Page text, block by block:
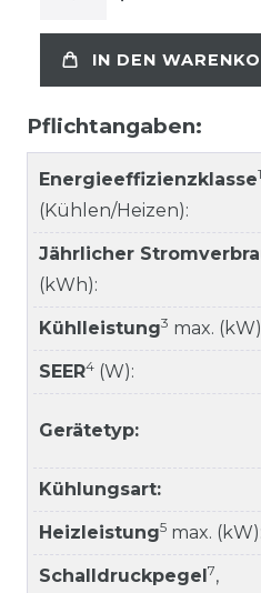
IN DEN
Pflichtangaben:
Energieeffizienzklasse1
(Kühlen/Heizen):
Jährlicher
(kWh):
Kühlleistung3 max.
SEER4 (W):
Gerätetyp:
Kühlungsart:
Heizleistung5 max. (kW):
Schalldruckpegel 7,